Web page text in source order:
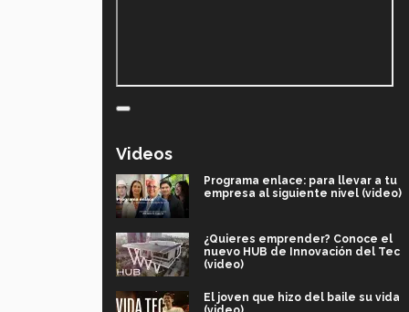
Videos
Programa enlace: para llevar a tu
empresa al siguiente nivel (video)
¿Quieres emprender? Conoce el
nuevo HUB de Innovación del Tec
(video)
El joven que hizo del baile su vida